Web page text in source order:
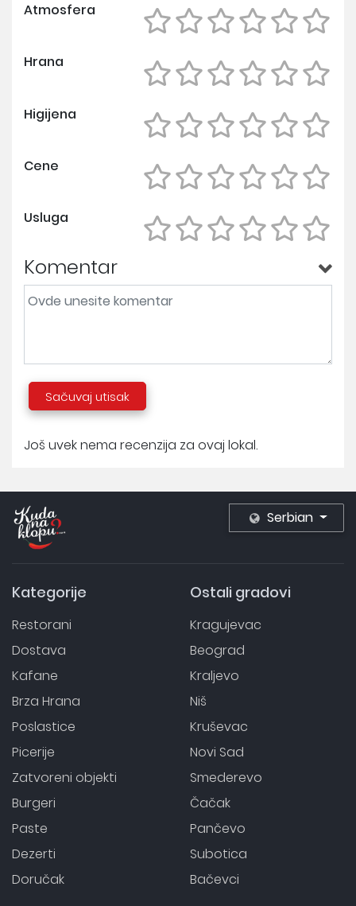
Još uvek nema recenzija za ovaj lokal.
Atmosfera
Hrana
Higijena
Cene
Usluga
Komentar
Sačuvaj utisak
Serbian
Kategorije
Restorani
Dostava
Kafane
Brza Hrana
Poslastice
Picerije
Zatvoreni objekti
Burgeri
Paste
Dezerti
Doručak
Ostali gradovi
Kragujevac
Beograd
Kraljevo
Niš
Kruševac
Novi Sad
Smederevo
Čačak
Pančevo
Subotica
Bačevci